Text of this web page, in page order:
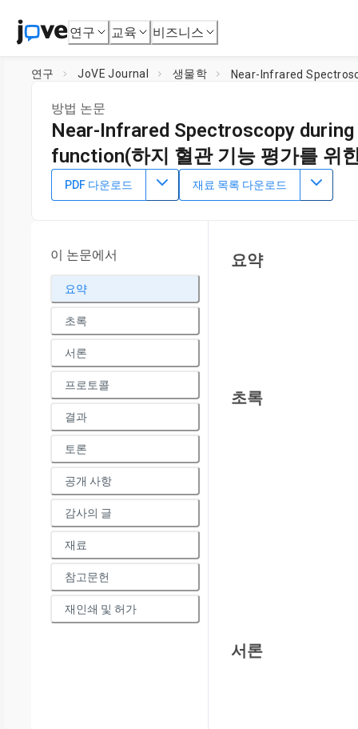
연구 교육 비즈니스
연구 JoVE Journal 생물학
방법 논문
Near-Infrared Spectroscopy
function(하지 혈관 기능 평가를 위
DOI: 10.3791/66511 2024년 3월 22일
Yuri Kriel1,Andrzej Kwintowski1,Krist Feka1,Mark
PDF 다운로드 재료 목록 다운로드
이 논문에서
요약
초록
서론
프로토콜
결과
토론
공개 사항
감사의 글
재료
참고문헌
재인쇄 및 허가
요약
초록
서론